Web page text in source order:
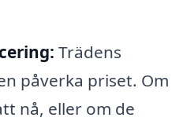
Trädens
påverka priset. Om
nå, eller om de